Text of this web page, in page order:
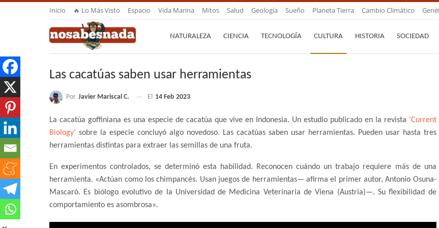
Inicio 🔥 Lo Más Visto Espacio Vida Marina Mitos Salud Geología Sueño Planeta Tierra Cambio Climático
NATURALEZA CIENCIA TECNOLOGÍA CULTURA HISTORIA SOCIEDAD
Las cacatúas saben usar herramientas
Por Javier Mariscal C. El 14 Feb 2023
La cacatúa goffiniana es una especie de cacatúa que vive en Indonesia. Un estudio publicado en la revista ‘Current
Biology’ sobre la especie concluyó algo novedoso. Las cacatúas saben usar herramientas. Pueden usar hasta tres
herramientas distintas para extraer las semillas de una fruta.
En experimentos controlados, se determinó esta habilidad. Reconocen cuándo un trabajo requiere más de una
herramienta. «Actúan como los chimpancés. Usan juegos de herramientas— afirma el primer autor, Antonio Osuna-
Mascaró. Es biólogo evolutivo de la Universidad de Medicina Veterinaria de Viena (Austria)—. Su flexibilidad de
comportamiento es asombrosa».